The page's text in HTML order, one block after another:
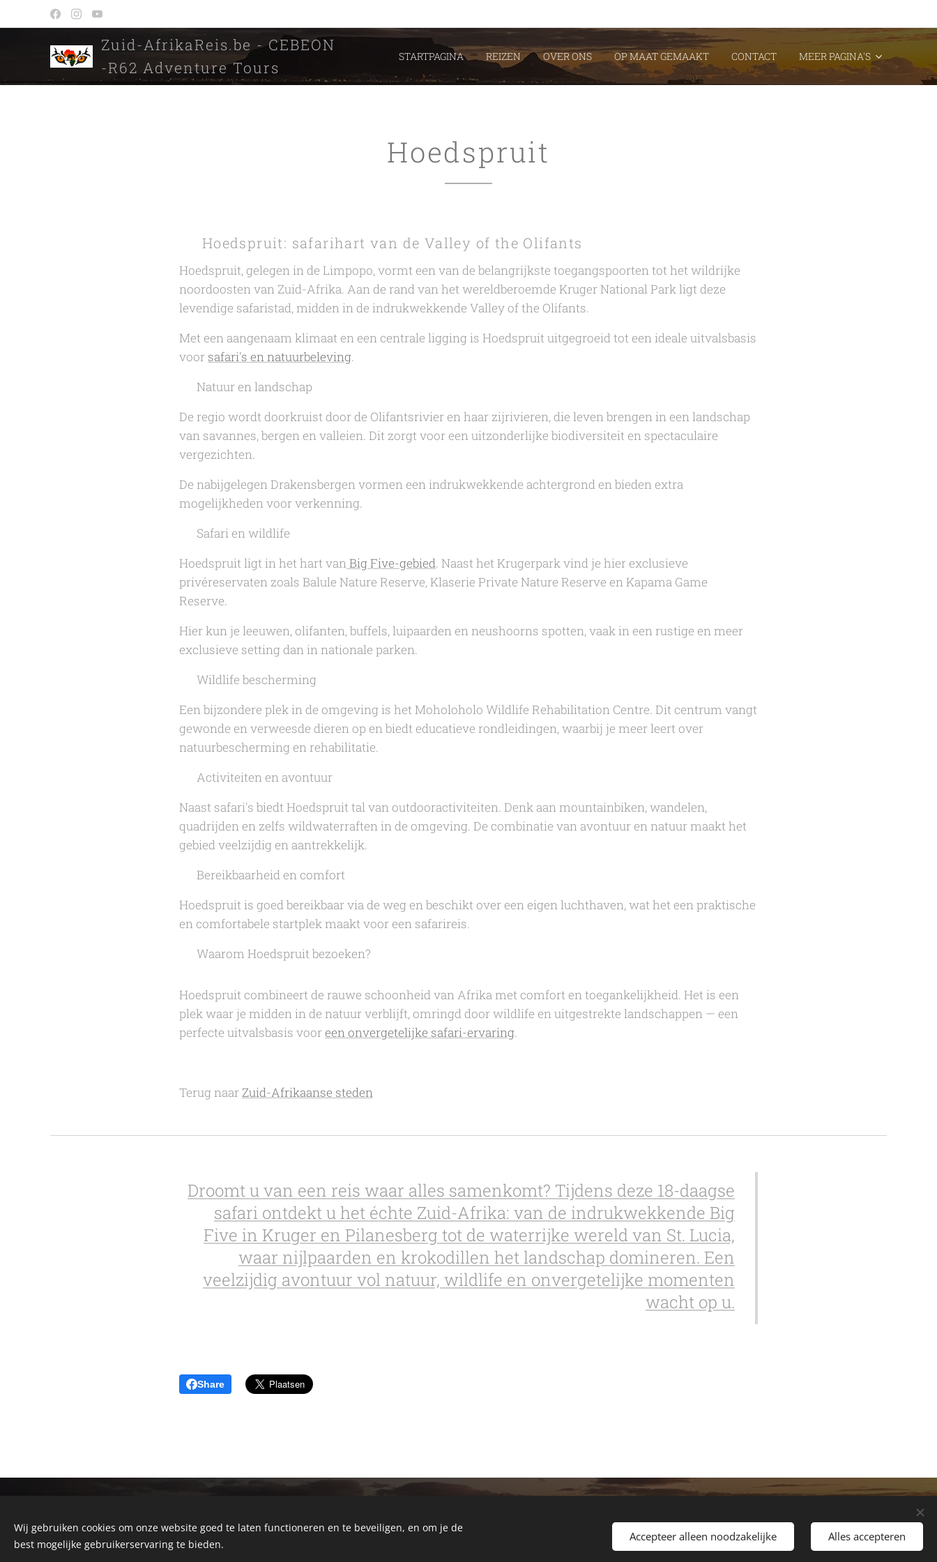
Zuid-AfrikaReis.be - CEBEON
-R62 Adventure Tours
STARTPAGINA REIZEN OVER ONS OP MAAT GEMAAKT CONTACT MEER PAGINA'S
Hoedspruit
🦁 Hoedspruit: safarihart van de Valley of the Olifants
Hoedspruit, gelegen in de Limpopo, vormt een van de belangrijkste toegangspoorten tot het wildrijke
noordoosten van Zuid-Afrika. Aan de rand van het wereldberoemde Kruger National Park ligt deze
levendige safaristad, midden in de indrukwekkende Valley of the Olifants.
Met een aangenaam klimaat en een centrale ligging is Hoedspruit uitgegroeid tot een ideale uitvalsbasis
voor safari's en natuurbeleving.
🌍 Natuur en landschap
De regio wordt doorkruist door de Olifantsrivier en haar zijrivieren, die leven brengen in een landschap
van savannes, bergen en valleien. Dit zorgt voor een uitzonderlijke biodiversiteit en spectaculaire
vergezichten.
De nabijgelegen Drakensbergen vormen een indrukwekkende achtergrond en bieden extra
mogelijkheden voor verkenning.
🦓 Safari en wildlife
Hoedspruit ligt in het hart vanBig Five-gebied. Naast het Krugerpark vind je hier exclusieve
privéreservaten zoals Balule Nature Reserve, Klaserie Private Nature Reserve en Kapama Game
Reserve.
Hier kun je leeuwen, olifanten, buffels, luipaarden en neushoorns spotten, vaak in een rustige en meer
exclusieve setting dan in nationale parken.
🐾 Wildlife bescherming
Een bijzondere plek in de omgeving is het Moholoholo Wildlife Rehabilitation Centre. Dit centrum vangt
gewonde en verweesde dieren op en biedt educatieve rondleidingen, waarbij je meer leert over
natuurbescherming en rehabilitatie.
🚴 Activiteiten en avontuur
Naast safari's biedt Hoedspruit tal van outdooractiviteiten. Denk aan mountainbiken, wandelen,
quadrijden en zelfs wildwaterraften in de omgeving. De combinatie van avontuur en natuur maakt het
gebied veelzijdig en aantrekkelijk.
✈️ Bereikbaarheid en comfort
Hoedspruit is goed bereikbaar via de weg en beschikt over een eigen luchthaven, wat het een praktische
en comfortabele startplek maakt voor een safarireis.
🌟 Waarom Hoedspruit bezoeken?
Hoedspruit combineert de rauwe schoonheid van Afrika met comfort en toegankelijkheid. Het is een
plek waar je midden in de natuur verblijft, omringd door wildlife en uitgestrekte landschappen — een
perfecte uitvalsbasis vooreen onvergetelijke safari-ervaring.
Terug naarZuid-Afrikaanse steden
Droomt u van een reis waar alles samenkomt? Tijdens deze 18-daagse
safari ontdekt u het échte Zuid-Afrika: van de indrukwekkende Big
Five in Kruger en Pilanesberg tot de waterrijke wereld van St. Lucia,
waar nijlpaarden en krokodillen het landschap domineren. Een
veelzijdig avontuur vol natuur, wildlife en onvergetelijke momenten
wacht op u.
Share
Cebeon - Zuid -Afrika Reizen - 33 Kohlerstreet
Montagu 6720 - Western Cape - South Africa
Brugsesteenweg 450 - Mariakerke - Gent
Cookiebeleid*Privacybeleid Cookies
Wij gebruiken cookies om onze website goed te laten functioneren en te beveiligen, en om je de
best mogelijke gebruikerservaring te bieden.
Accepteer alleen noodzakelijke Alles accepteren